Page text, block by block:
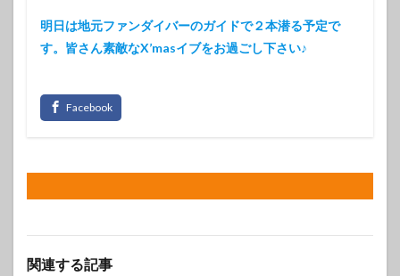
明日は地元ファンダイバーのガイドで２本潜る予定で
す。皆さん素敵なX’masイブをお過ごし下さい♪
関連する記事